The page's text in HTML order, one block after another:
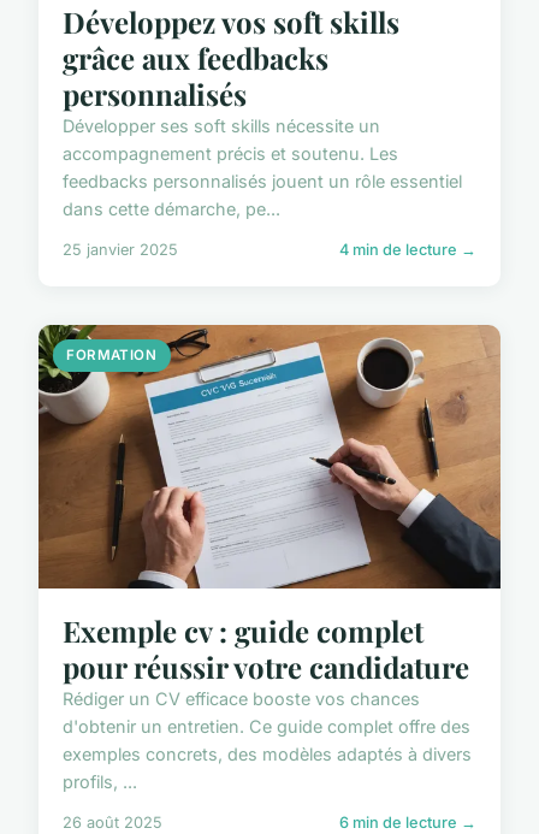
Développez vos soft skills
grâce aux feedbacks
personnalisés
Développer ses soft skills nécessite un
accompagnement précis et soutenu. Les
feedbacks personnalisés jouent un rôle essentiel
dans cette démarche, pe...
25 janvier 2025 4 min de lecture →
FORMATION
Exemple cv : guide complet
pour réussir votre candidature
Rédiger un CV efficace booste vos chances
d'obtenir un entretien. Ce guide complet offre des
exemples concrets, des modèles adaptés à divers
profils, ...
26 août 2025 6 min de lecture →